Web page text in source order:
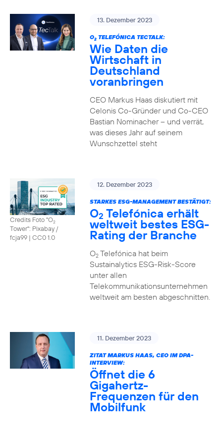
13. Dezember 2023
O2TELEFÓNICA TECTALK:
Wie Daten die
Wirtschaft in
Deutschland
voranbringen
CEO Markus Haas diskutiert mit
Celonis Co-Gründer und Co-CEO
Bastian Nominacher – und verrät,
was dieses Jahr auf seinem
Wunschzettel steht
Credits Foto "O2
Tower": Pixabay /
fcja99 | CC0 1.0
12. Dezember 2023
STARKES ESG-MANAGEMENT BESTÄTIGT:
O2 Telefónica erhält
weltweit bestes ESG-
Rating der Branche
O2Telefónica hat beim
Sustainalytics ESG-Risk-Score
unter allen
Telekommunikationsunternehmen
weltweit am besten abgeschnitten.
11. Dezember 2023
ZITAT MARKUS HAAS, CEO IM DPA-
INTERVIEW:
Öffnet die 6
Gigahertz-
Frequenzen für den
Mobilfunk